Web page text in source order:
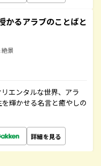
かるアラブのことばと
景
エンタルな世界、アラ
輝かせる名言と癒やしの
詳細を見る